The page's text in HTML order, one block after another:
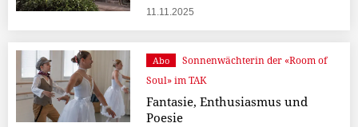
11.11.2025
Abo
Sonnenwächterin der «Room of
Soul» im TAK
Fantasie, Enthusiasmus und
Poesie